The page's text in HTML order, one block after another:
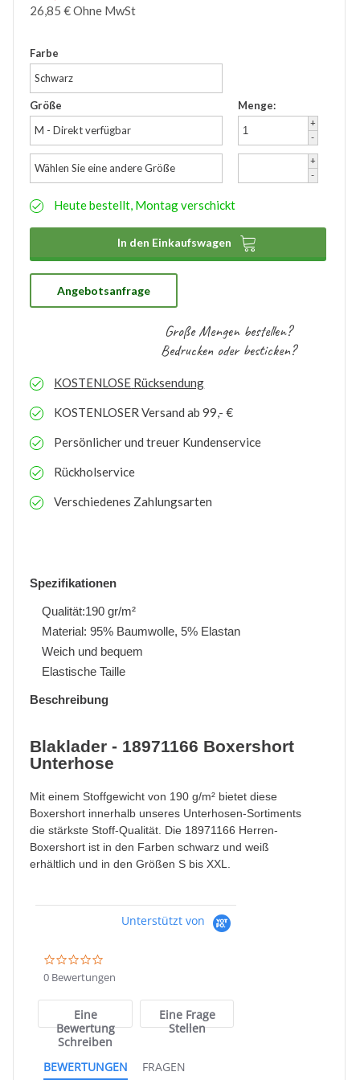
Zubehör
Wathose
26,85 €Ohne MwSt
Farbe
Schwarz
Größe
M - Direkt verfügbar
Menge:
+
-
Wählen Sie eine andere Größe
+
-
Heute bestellt, Montag verschickt
In den Einkaufswagen 
Angebotsanfrage
Große Mengen bestellen?
Bedrucken oder besticken?
KOSTENLOSE Rücksendung
KOSTENLOSER Versand ab 99,- €
Persönlicher und treuer Kundenservice
Rückholservice
Verschiedenes Zahlungsarten
Spezifikationen
Qualität:190 gr/m²
Material: 95% Baumwolle, 5% Elastan
Weich und bequem
Elastische Taille
Beschreibung
Blaklader - 18971166 Boxershort
Unterhose
Mit einem Stoffgewicht von 190 g/m² bietet diese
Boxershort innerhalb unseres Unterhosen-Sortiments
die stärkste Stoff-Qualität. Die 18971166 Herren-
Boxershort ist in den Farben schwarz und weiß
erhältlich und in den Größen S bis XXL.
Unterstützt von
star
rating
0 Bewertungen
Eine
Bewertung
Schreiben
Eine Frage
Stellen
BEWERTUNGEN FRAGEN